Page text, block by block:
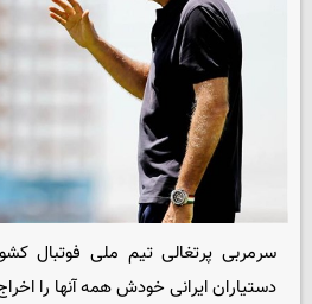
سرمربی پرتغالی تیم ملی فوتبال
دستیاران ایرانی خودش همه آنها را